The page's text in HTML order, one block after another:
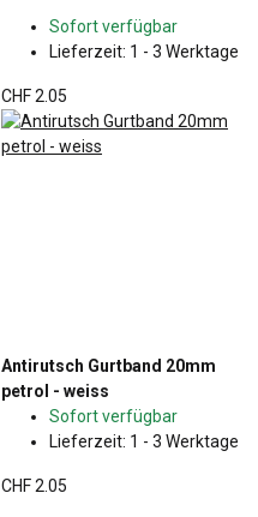
Sofort verfügbar
Lieferzeit: 1 - 3 Werktage
CHF 2.05
Antirutsch Gurtband 20mm
petrol - weiss
Sofort verfügbar
Lieferzeit: 1 - 3 Werktage
CHF 2.05